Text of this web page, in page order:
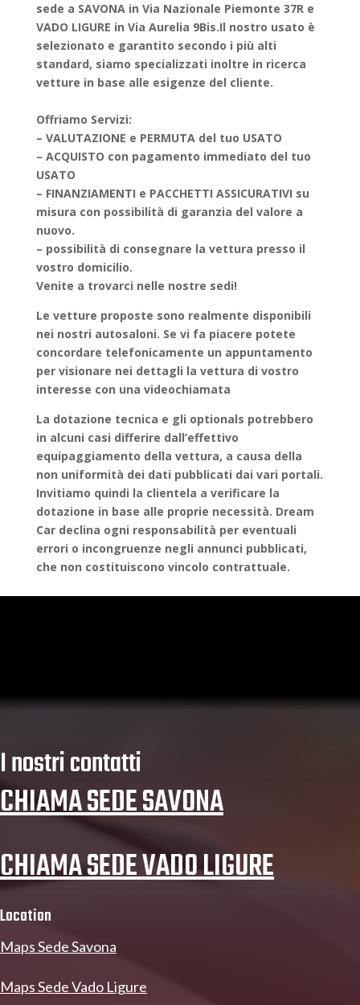
sede a SAVONA in Via Nazionale Piemonte 37R e
VADO LIGURE in Via Aurelia 9Bis.Il nostro usato è
selezionato e garantito secondo i più alti
standard, siamo specializzati inoltre in ricerca
vetture in base alle esigenze del cliente.
Offriamo Servizi:
– VALUTAZIONE e PERMUTA del tuo USATO
– ACQUISTO con pagamento immediato del tuo
USATO
– FINANZIAMENTI e PACCHETTI ASSICURATIVI su
misura con possibilità di garanzia del valore a
nuovo.
– possibilità di consegnare la vettura presso il
vostro domicilio.
Venite a trovarci nelle nostre sedi!
Le vetture proposte sono realmente disponibili
nei nostri autosaloni. Se vi fa piacere potete
concordare telefonicamente un appuntamento
per visionare nei dettagli la vettura di vostro
interesse con una videochiamata
La dotazione tecnica e gli optionals potrebbero
in alcuni casi differire dall’effettivo
equipaggiamento della vettura, a causa della
non uniformità dei dati pubblicati dai vari portali.
Invitiamo quindi la clientela a verificare la
dotazione in base alle proprie necessità. Dream
Car declina ogni responsabilità per eventuali
errori o incongruenze negli annunci pubblicati,
che non costituiscono vincolo contrattuale.
I nostri contatti
CHIAMA SEDE SAVONA
CHIAMA SEDE VADO LIGURE
Location
Maps Sede Savona
Maps Sede Vado Ligure